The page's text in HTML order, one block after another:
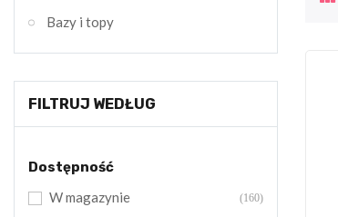
Bazy i topy
FILTRUJ WEDŁUG
Dostępność
W magazynie
(160)